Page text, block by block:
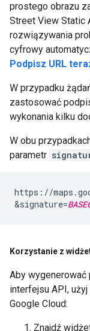
prostego obrazu
Street View Static
rozwiązywania
cyfrowy
Podpisz URL
W przypadku
zastosować
wykonania kilku
W obu
parametr
https://
&signature=
Korzystanie z
Aby
interfejsu API,
Google Cloud:
Znajdź